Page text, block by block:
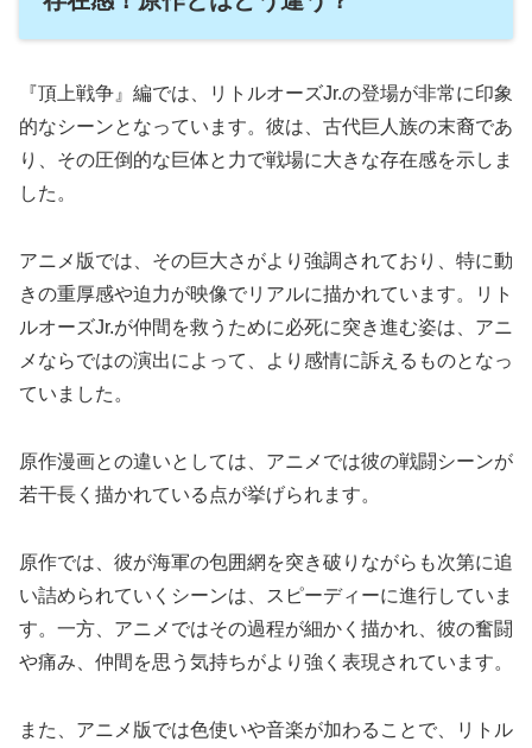
『頂上戦争』編では、リトルオーズJr.の登場が非常に印象
的なシーンとなっています。彼は、古代巨人族の末裔であ
り、その圧倒的な巨体と力で戦場に大きな存在感を示しま
した。
アニメ版では、その巨大さがより強調されており、特に動
きの重厚感や迫力が映像でリアルに描かれています。リト
ルオーズJr.が仲間を救うために必死に突き進む姿は、アニ
メならではの演出によって、より感情に訴えるものとなっ
ていました。
原作漫画との違いとしては、アニメでは彼の戦闘シーンが
若干長く描かれている点が挙げられます。
原作では、彼が海軍の包囲網を突き破りながらも次第に追
い詰められていくシーンは、スピーディーに進行していま
す。一方、アニメではその過程が細かく描かれ、彼の奮闘
や痛み、仲間を思う気持ちがより強く表現されています。
また、アニメ版では色使いや音楽が加わることで、リトル